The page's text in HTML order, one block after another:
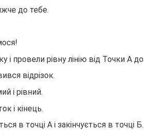
до тебе.
і провели рівну лінію від Точки А
відрізок.
і рівний.
і кінець.
в точці А і закінчується в точці Б.